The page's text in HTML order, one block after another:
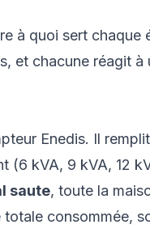
à quoi sert chaque
et chacune réagit à
Enedis. Il
(6 kVA, 9 kVA, 12
saute, toute la
consommée,